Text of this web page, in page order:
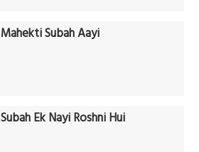
Mahekti Subah Aayi
Subah Ek Nayi Roshni Hui